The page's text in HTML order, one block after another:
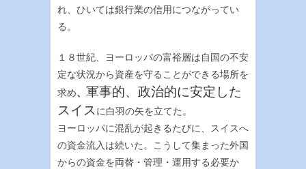
れ、ひいては銀行業の信用につながってい
る。
１８世紀、ヨーロッパの富裕層は自国の不安
定な状況から資産を守ることができる場所を
求め、 軍事的、政治的に安定した
スイスに白羽の矢を立てた。
ヨーロッパに混乱が起きるたびに、スイスへ
の資金流入は続いた。こうして集まった外国
からの資金を両替・管理・運用する必要か